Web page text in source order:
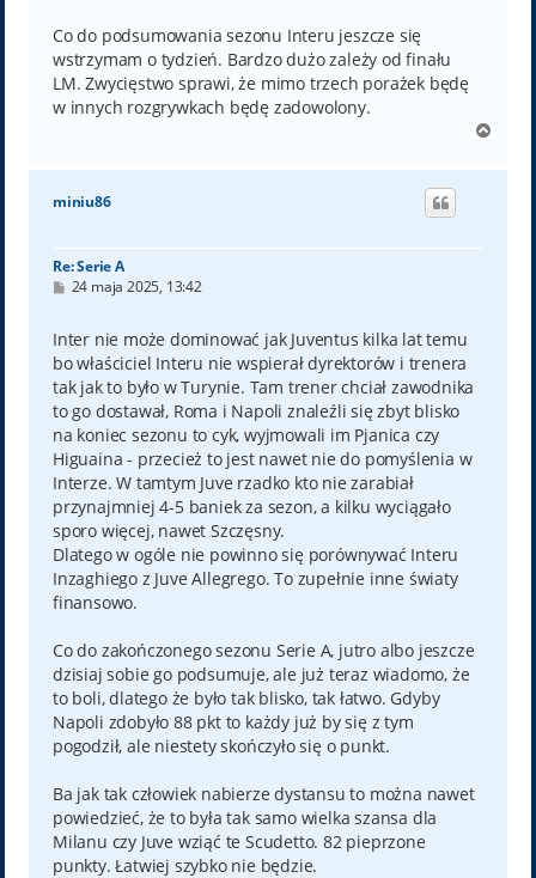
Co do podsumowania sezonu Interu jeszcze się
wstrzymam o tydzień. Bardzo dużo zależy od finału
LM. Zwycięstwo sprawi, że mimo trzech porażek będę
w innych rozgrywkach będę zadowolony.
g
miniu86
Re: Serie A
P
t
24 maja 2025, 13:42
Inter nie może dominować jak Juventus kilka lat temu
bo właściciel Interu nie wspierał dyrektorów i trenera
tak jak to było w Turynie. Tam trener chciał zawodnika
to go dostawał, Roma i Napoli znaleźli się zbyt blisko
na koniec sezonu to cyk, wyjmowali im Pjanica czy
Higuaina - przecież to jest nawet nie do pomyślenia w
Interze. W tamtym Juve rzadko kto nie zarabiał
przynajmniej 4-5 baniek za sezon, a kilku wyciągało
sporo więcej, nawet Szczęsny.
Dlatego w ogóle nie powinno się porównywać Interu
Inzaghiego z Juve Allegrego. To zupełnie inne światy
finansowo.
Co do zakończonego sezonu Serie A, jutro albo jeszcze
dzisiaj sobie go podsumuje, ale już teraz wiadomo, że
to boli, dlatego że było tak blisko, tak łatwo. Gdyby
Napoli zdobyło 88 pkt to każdy już by się z tym
pogodził, ale niestety skończyło się o punkt.
Ba jak tak człowiek nabierze dystansu to można nawet
powiedzieć, że to była tak samo wielka szansa dla
Milanu czy Juve wziąć te Scudetto. 82 pieprzone
punkty. Łatwiej szybko nie będzie.